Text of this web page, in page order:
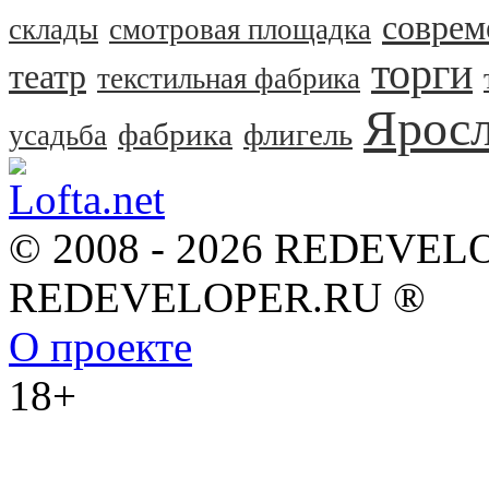
склады смотровая площадка
театр текстильная фабрика торги
усадьба фабрика флигель
© 2008 - 2026
REDEVELOPER.RU ®
О проекте
18+